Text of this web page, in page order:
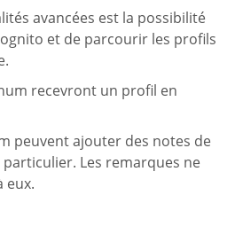
avancées est la possibilité
et de parcourir les profils
recevront un profil en
peuvent ajouter des notes de
Les remarques ne
eux.